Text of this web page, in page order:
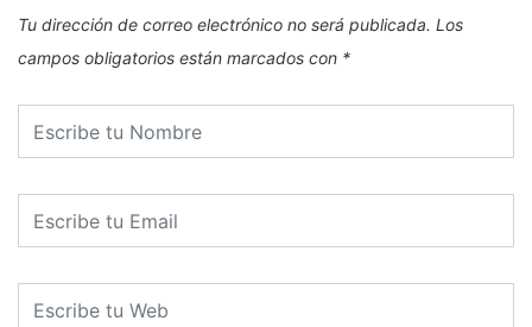
Tu dirección de correo electrónico no será publicada. Los
campos obligatorios están marcados con *